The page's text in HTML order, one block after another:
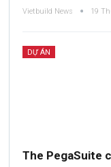
Vietbuild News 19
DỰ ÁN
The PegaSuite